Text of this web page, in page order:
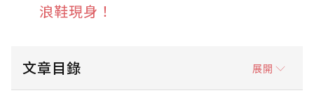
浪鞋現身！
文章目錄 展開